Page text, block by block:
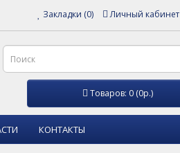
Закладки (0) Личный кабинет
Товаров: 0 (0р.)
КОНТАКТЫ